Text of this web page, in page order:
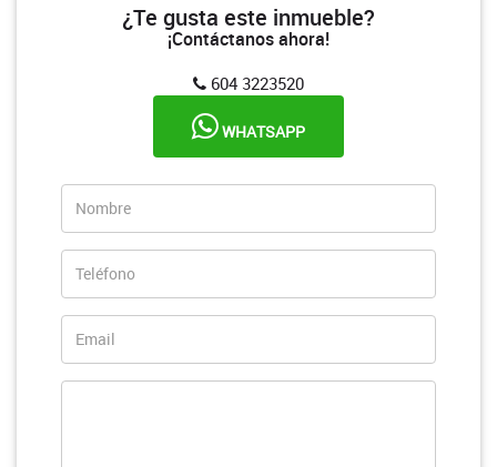
¿Te gusta este inmueble?
¡Contáctanos ahora!
604 3223520
WHATSAPP